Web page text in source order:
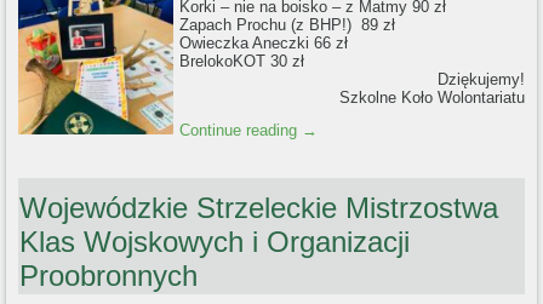
Korki – nie na boisko – z Matmy 90 zł
Zapach Prochu (z BHP!) 89 zł
Owieczka Aneczki 66 zł
BrelokoKOT 30 zł
Dziękujemy!
Szkolne Koło Wolontariatu
Continue reading →
Wojewódzkie Strzeleckie Mistrzostwa
Klas Wojskowych i Organizacji
Proobronnych